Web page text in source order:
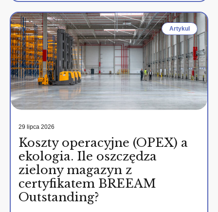
Artykul
29 lipca 2026
Koszty operacyjne (OPEX) a
ekologia. Ile oszczędza
zielony magazyn z
certyfikatem BREEAM
Outstanding?